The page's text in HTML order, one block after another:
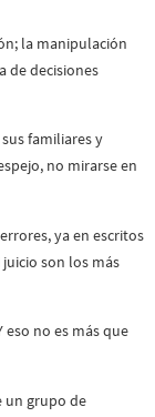
la manipulación
de decisiones
familiares y
no mirarse en
ya en escritos
son los más
eso no es más que
un grupo de